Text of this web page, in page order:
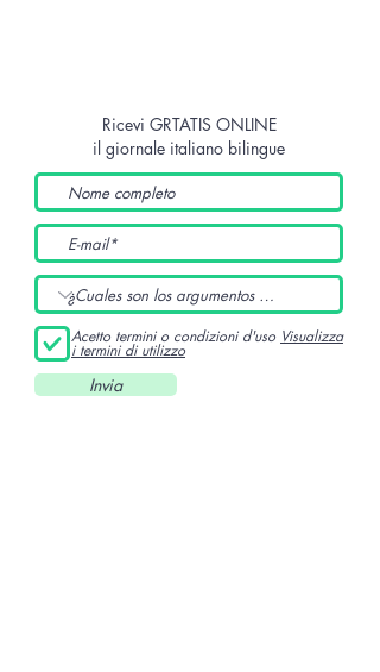
Ricevi GRTATIS ONLINE
il giornale italiano bilingue
Acetto termini o condizioni d'uso Visualizza
i termini di utilizzo
Invia